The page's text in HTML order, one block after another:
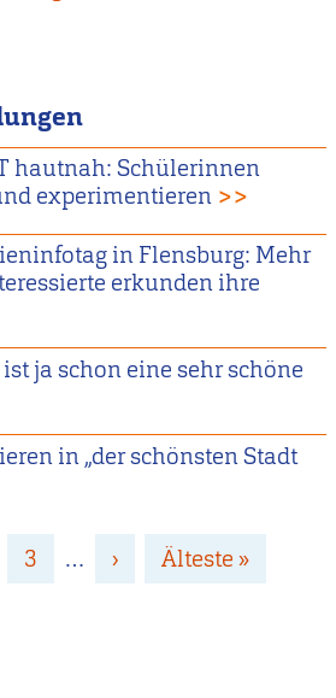
hautnah: Schülerinnen
experimentieren >>
in Flensburg: Mehr
erkunden ihre
ist ja schon eine sehr schöne
in „der schönsten Stadt
Page
3 …
Nächste
›
Letzte
Älteste »